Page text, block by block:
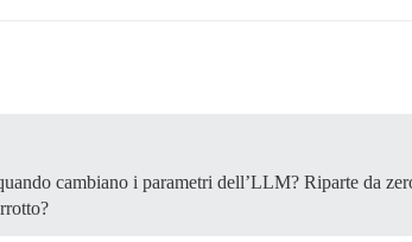
cambiano i parametri dell’LLM? Riparte da